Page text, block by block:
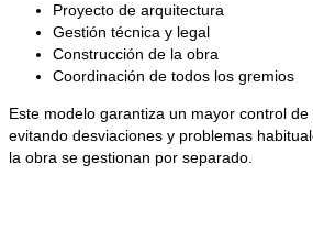
Proyecto de arquitectura
Gestión técnica y legal
Construcción de la obra
Coordinación de todos los gremios
Este modelo garantiza un mayor control
evitando desviaciones y problemas
la obra se gestionan por separado.